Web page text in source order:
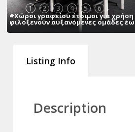
1 2 3 4 5 6
#Χώροι γραφείου έτοιμοι για
φιλοξενούν αυξανόμενες ομάδες
Listing Info
Description